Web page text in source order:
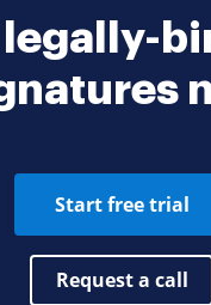
legally-
Start free trial
Request a call